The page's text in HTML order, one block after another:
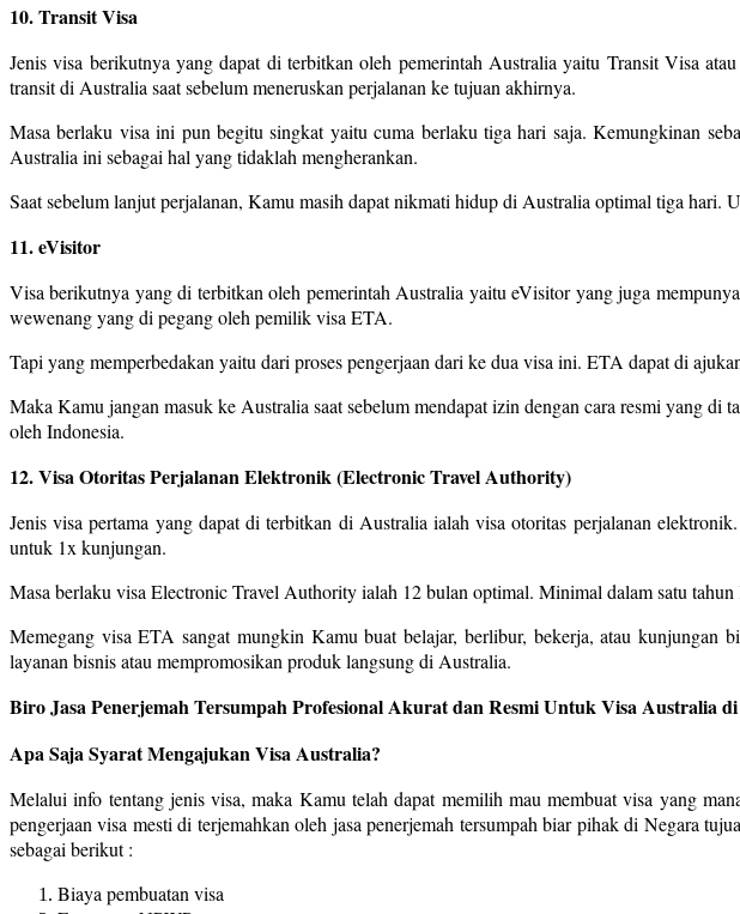
10. Transit Visa
Jenis visa berikutnya yang dapat di terbitkan oleh pemerintah Australia yaitu Transit Visa
transit di Australia saat sebelum meneruskan perjalanan ke tujuan akhirnya.
Masa berlaku visa ini pun begitu singkat yaitu cuma berlaku tiga hari saja. Kemungkinan
Australia ini sebagai hal yang tidaklah mengherankan.
Saat sebelum lanjut perjalanan, Kamu masih dapat nikmati hidup di Australia optimal tiga hari.
11. eVisitor
Visa berikutnya yang di terbitkan oleh pemerintah Australia yaitu eVisitor yang juga
wewenang yang di pegang oleh pemilik visa ETA.
Tapi yang memperbedakan yaitu dari proses pengerjaan dari ke dua visa ini. ETA dapat di
Maka Kamu jangan masuk ke Australia saat sebelum mendapat izin dengan cara resmi yang
oleh Indonesia.
12. Visa Otoritas Perjalanan Elektronik (Electronic Travel Authority)
Jenis visa pertama yang dapat di terbitkan di Australia ialah visa otoritas perjalanan
untuk 1x kunjungan.
Masa berlaku visa Electronic Travel Authority ialah 12 bulan optimal. Minimal dalam satu
Memegang visa ETA sangat mungkin Kamu buat belajar, berlibur, bekerja, atau
layanan bisnis atau mempromosikan produk langsung di Australia.
Biro Jasa Penerjemah Tersumpah Profesional Akurat dan Resmi Untuk Visa Australia
Apa Saja Syarat Mengajukan Visa Australia?
Melalui info tentang jenis visa, maka Kamu telah dapat memilih mau membuat visa yang
pengerjaan visa mesti di terjemahkan oleh jasa penerjemah tersumpah biar pihak di Negara
sebagai berikut :
Biaya pembuatan visa